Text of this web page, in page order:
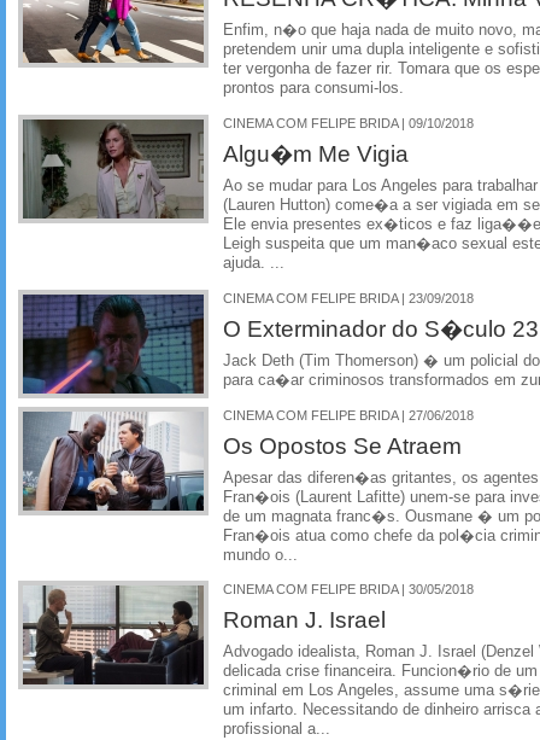
Enfim, n�o que haja nada de muito novo,
pretendem unir uma dupla inteligente e
ter vergonha de fazer rir. Tomara que os
prontos para consumi-los.
CINEMA COM FELIPE BRIDA | 09/10/2018
Algu�m Me Vigia
Ao se mudar para Los Angeles para
(Lauren Hutton) come�a a ser vigiada em
Ele envia presentes ex�ticos e faz
Leigh suspeita que um man�aco sexual
ajuda. ...
CINEMA COM FELIPE BRIDA | 23/09/2018
O Exterminador do S�culo 23
Jack Deth (Tim Thomerson) � um policial
para ca�ar criminosos transformados em
CINEMA COM FELIPE BRIDA | 27/06/2018
Os Opostos Se Atraem
Apesar das diferen�as gritantes, os
Fran�ois (Laurent Lafitte) unem-se para
de um magnata franc�s. Ousmane � um
Fran�ois atua como chefe da pol�cia
mundo o...
CINEMA COM FELIPE BRIDA | 30/05/2018
Roman J. Israel
Advogado idealista, Roman J. Israel (Denzel
delicada crise financeira. Funcion�rio de
criminal em Los Angeles, assume uma
um infarto. Necessitando de dinheiro
profissional a...